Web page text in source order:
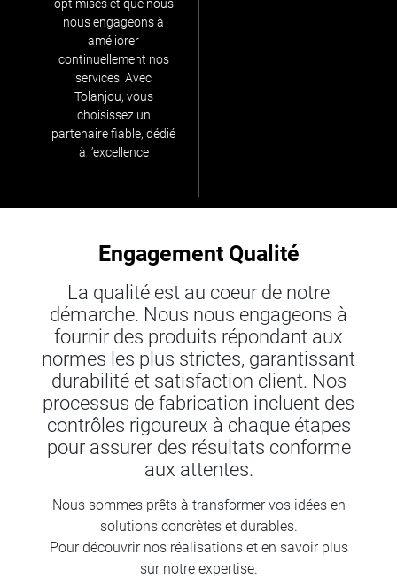
nous engageons à
améliorer
continuellement nos
services. Avec
Tolanjou, vous
choisissez un
partenaire fiable, dédié
à l’excellence
Engagement Qualité
La qualité est au coeur de notre
démarche. Nous nous engageons à
fournir des produits répondant aux
normes les plus strictes, garantissant
durabilité et satisfaction client. Nos
processus de fabrication incluent des
contrôles rigoureux à chaque étapes
pour assurer des résultats conforme
aux attentes.
Nous sommes prêts à transformer vos idées en
solutions concrètes et durables.
Pour découvrir nos réalisations et en savoir plus
sur notre expertise.